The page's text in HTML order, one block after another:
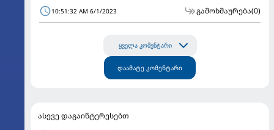
10:51:32 AM 6/1/2023 გამოხმაურება(0)
ყველა კომენტარი
დაამატე კომენტარი
ასევე დაგაინტერესებთ